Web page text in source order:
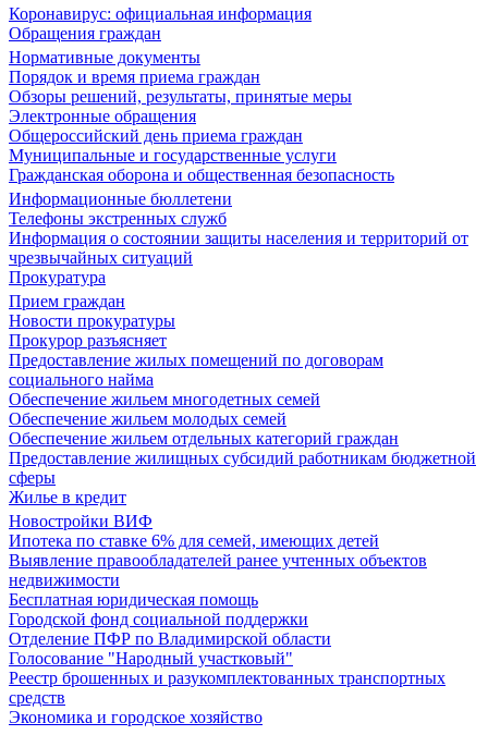
Коронавирус: официальная информация
Обращения граждан
Нормативные документы
Порядок и время приема граждан
Обзоры решений, результаты, принятые меры
Электронные обращения
Общероссийский день приема граждан
Муниципальные и государственные услуги
Гражданская оборона и общественная безопасность
Информационные бюллетени
Телефоны экстренных служб
Информация о состоянии защиты населения и территорий от
чрезвычайных ситуаций
Прокуратура
Прием граждан
Новости прокуратуры
Прокурор разъясняет
Предоставление жилых помещений по договорам
социального найма
Обеспечение жильем многодетных семей
Обеспечение жильем молодых семей
Обеспечение жильем отдельных категорий граждан
Предоставление жилищных субсидий работникам бюджетной
сферы
Жилье в кредит
Новостройки ВИФ
Ипотека по ставке 6% для семей, имеющих детей
Выявление правообладателей ранее учтенных объектов
недвижимости
Бесплатная юридическая помощь
Городской фонд социальной поддержки
Отделение ПФР по Владимирской области
Голосование "Народный участковый"
Реестр брошенных и разукомплектованных транспортных
средств
Экономика и городское хозяйство